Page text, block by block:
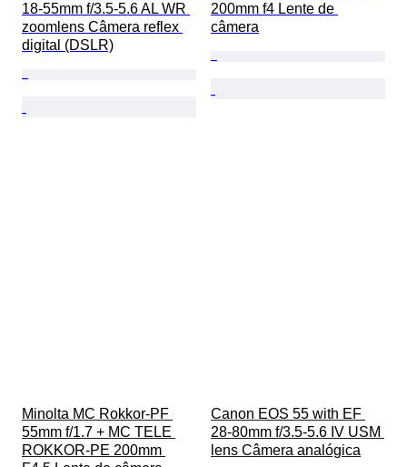
18-55mm f/3.5-5.6 AL WR
zoomlens Câmera reflex
digital (DSLR)
200mm f4 Lente de
câmera
Minolta MC Rokkor-PF
55mm f/1.7 + MC TELE
ROKKOR-PE 200mm
Canon EOS 55 with EF
28-80mm f/3.5-5.6 IV USM
lens Câmera analógica